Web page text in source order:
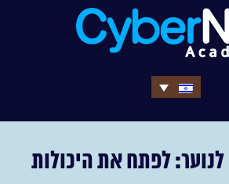
לפתח את היכולות